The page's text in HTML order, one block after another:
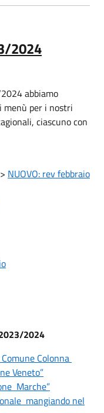
2024
abbiamo
menù per i nostri
ciascuno con
NUOVO: rev febbraio
2023/2024
Colonna
Veneto”
Marche”
mangiando nel